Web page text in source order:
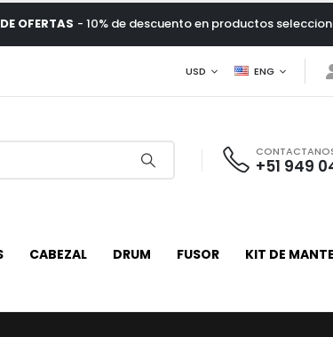
OFERTAS - 10% de descuento en productos
USD ENG
+51 949
CABEZAL DRUM FUSOR KIT DE